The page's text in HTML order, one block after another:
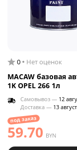
0 Нет оценок
MACAW базовая
1K OPEL 266 1л
Самовывоз — 12
Доставка — 13
под заказ
59.70 BYN